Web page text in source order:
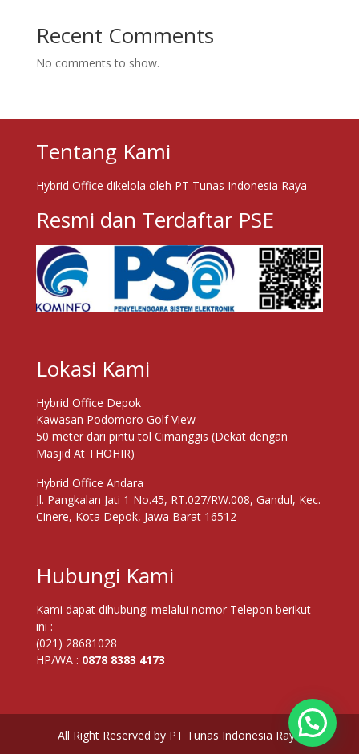
Recent Comments
No comments to show.
Tentang Kami
Hybrid Office dikelola oleh PT Tunas Indonesia Raya
Resmi dan Terdaftar PSE
Lokasi Kami
Hybrid Office Depok
Kawasan Podomoro Golf View
50 meter dari pintu tol Cimanggis (Dekat dengan
Masjid At THOHIR)
Hybrid Office Andara
Jl. Pangkalan Jati 1 No.45, RT.027/RW.008, Gandul, Kec.
Cinere, Kota Depok, Jawa Barat 16512
Hubungi Kami
Kami dapat dihubungi melalui nomor Telepon berikut
ini :
(021) 28681028
HP/WA : 0878 8383 4173
All Right Reserved by PT Tunas Indonesia Raya